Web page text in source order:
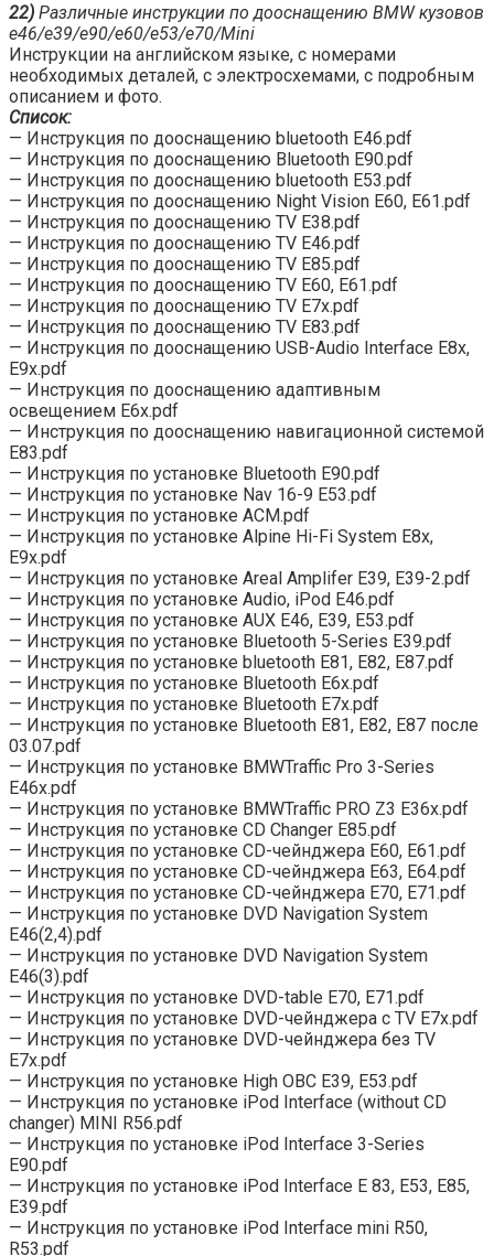
22) Различные инструкции по дооснащению BMW кузовов
е46/е39/е90/е60/е53/е70/Mini
Инструкции на английском языке, с номерами
необходимых деталей, с электросхемами, с подробным
описанием и фото.
Список:
— Инструкция по дооснащению bluetooth E46.pdf
— Инструкция по дооснащению Bluetooth E90.pdf
— Инструкция по дооснащению bluetooth E53.pdf
— Инструкция по дооснащению Night Vision Е60, Е61.pdf
— Инструкция по дооснащению TV E38.pdf
— Инструкция по дооснащению TV E46.pdf
— Инструкция по дооснащению TV E85.pdf
— Инструкция по дооснащению TV Е60, Е61.pdf
— Инструкция по дооснащению TV Е7x.pdf
— Инструкция по дооснащению TV Е83.pdf
— Инструкция по дооснащению USB-Audio Interface Е8х,
Е9х.pdf
— Инструкция по дооснащению адаптивным
освещением Е6x.pdf
— Инструкция по дооснащению навигационной системой
Е83.pdf
— Инструкция по установке Bluetooth E90.pdf
— Инструкция по установке Nav 16-9 E53.pdf
— Инструкция по установке ACM.pdf
— Инструкция по установке Alpine Hi-Fi System Е8х,
Е9х.pdf
— Инструкция по установке Areal Amplifer E39, E39-2.pdf
— Инструкция по установке Audio, iPod E46.pdf
— Инструкция по установке AUX E46, E39, E53.pdf
— Инструкция по установке Bluetooth 5-Series Е39.pdf
— Инструкция по установке bluetooth E81, E82, E87.pdf
— Инструкция по установке Bluetooth Е6x.pdf
— Инструкция по установке Bluetooth Е7x.pdf
— Инструкция по установке Bluetooth Е81, Е82, Е87 после
03.07.pdf
— Инструкция по установке BMWTraffic Pro 3-Series
E46х.pdf
— Инструкция по установке BMWTraffic PRO Z3 E36x.pdf
— Инструкция по установке CD Changer E85.pdf
— Инструкция по установке CD-чейнджера Е60, Е61.pdf
— Инструкция по установке CD-чейнджера Е63, Е64.pdf
— Инструкция по установке CD-чейнджера Е70, Е71.pdf
— Инструкция по установке DVD Navigation System
E46(2,4).pdf
— Инструкция по установке DVD Navigation System
E46(3).pdf
— Инструкция по установке DVD-table Е70, Е71.pdf
— Инструкция по установке DVD-чейнджера c TV Е7x.pdf
— Инструкция по установке DVD-чейнджера без TV
Е7x.pdf
— Инструкция по установке High OBC E39, E53.pdf
— Инструкция по установке iPod Interface (without CD
changer) MINI R56.pdf
— Инструкция по установке iPod Interface 3-Series
E90.pdf
— Инструкция по установке iPod Interface E 83, E53, E85,
E39.pdf
— Инструкция по установке iPod Interface mini R50,
R53.pdf